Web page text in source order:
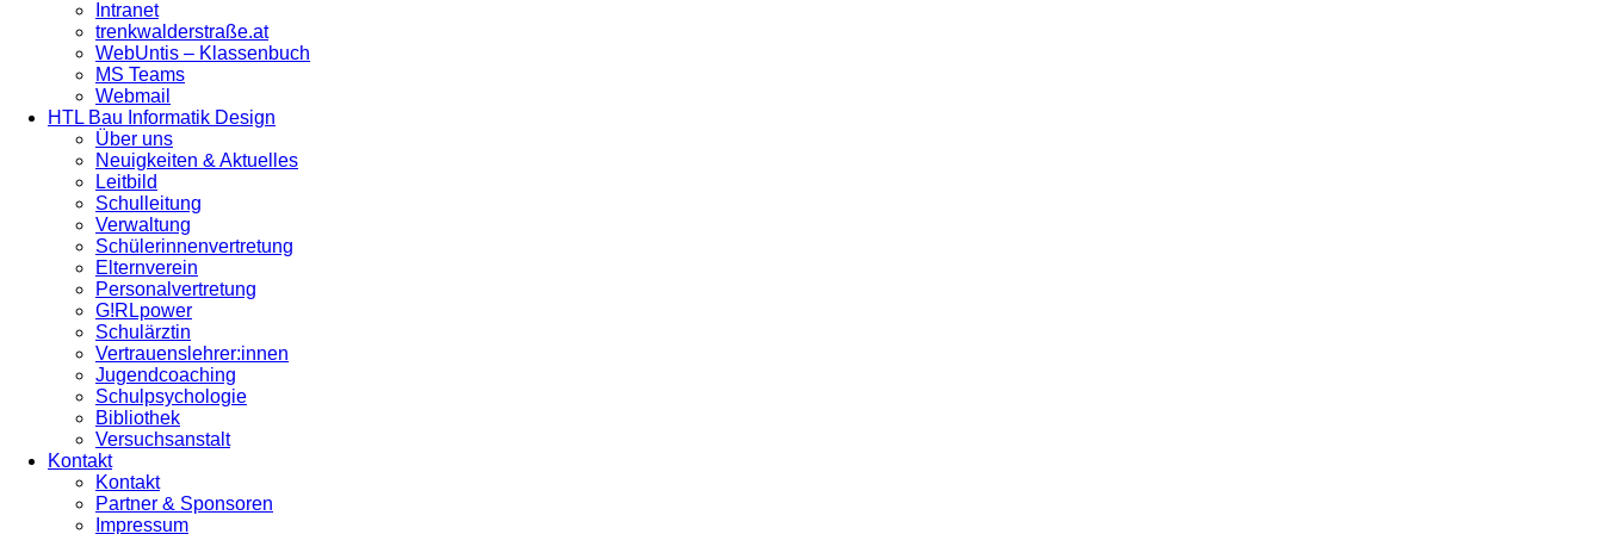
Intranet
trenkwalderstraße.at
WebUntis – Klassenbuch
MS Teams
Webmail
HTL Bau Informatik Design
Über uns
Neuigkeiten & Aktuelles
Leitbild
Schulleitung
Verwaltung
Schülerinnenvertretung
Elternverein
Personalvertretung
G!RLpower
Schulärztin
Vertrauenslehrer:innen
Jugendcoaching
Schulpsychologie
Bibliothek
Versuchsanstalt
Kontakt
Kontakt
Partner & Sponsoren
Impressum